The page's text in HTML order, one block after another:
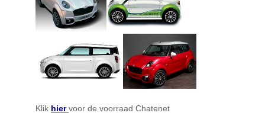
Klik hier voor de voorraad Chatenet